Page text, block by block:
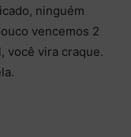
ninguém
vencemos 2
você vira craque.